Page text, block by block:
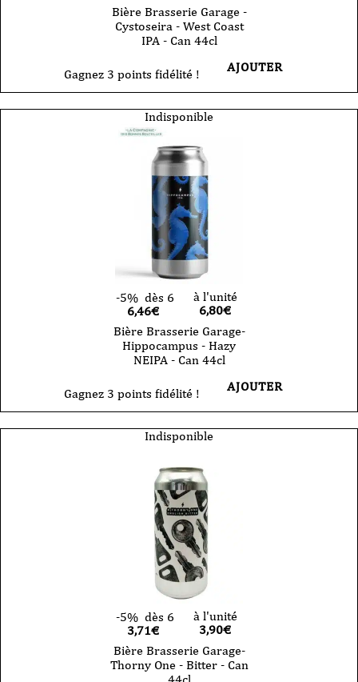
Bière Brasserie Garage -
Cystoseira - West Coast
IPA - Can 44cl
Gagnez 3 points fidélité ! AJOUTER
Indisponible
-5% dès 6
6,46€
à l'unité
6,80€
Bière Brasserie Garage-
Hippocampus - Hazy
NEIPA - Can 44cl
Gagnez 3 points fidélité ! AJOUTER
Indisponible
-5% dès 6
3,71€
à l'unité
3,90€
Bière Brasserie Garage-
Thorny One - Bitter - Can
44cl